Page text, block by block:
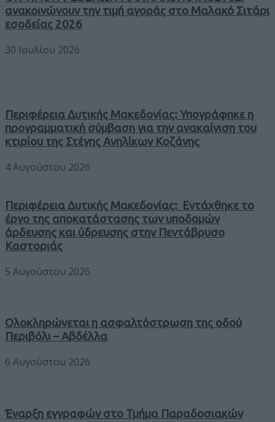
ανακοινώνουν την τιμή αγοράς στο Μαλακό Σιτάρι
εσοδείας 2026
30 Ιουλίου 2026
Περιφέρεια Δυτικής Μακεδονίας: Υπογράφηκε η
προγραμματική σύμβαση για την ανακαίνιση του
κτιρίου της Στέγης Ανηλίκων Κοζάνης
4 Αυγούστου 2026
Περιφέρεια Δυτικής Μακεδονίας: Εντάχθηκε το
έργο της αποκατάστασης των υποδομών
άρδευσης και ύδρευσης στην Πεντάβρυσο
Καστοριάς
5 Αυγούστου 2026
Ολοκληρώνεται η ασφαλτόστρωση της οδού
Περιβόλι – Αβδέλλα
6 Αυγούστου 2026
Έναρξη εγγραφών στο Τμήμα Παραδοσιακών